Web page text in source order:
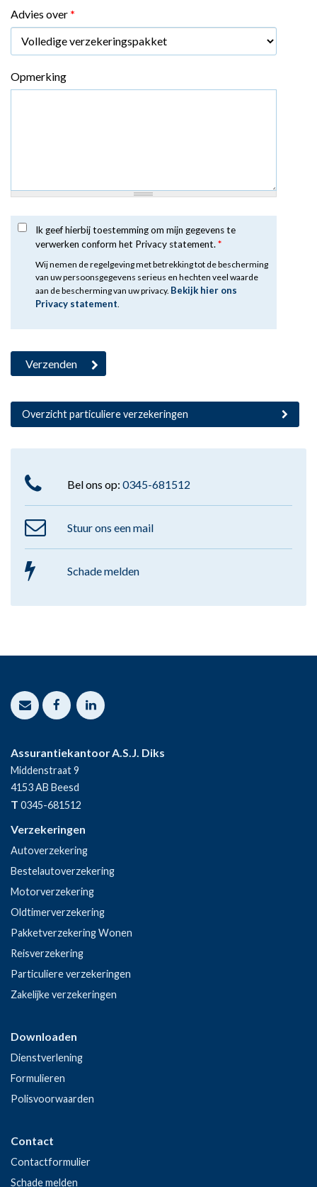
Advies over *
Opmerking
Ik geef hierbij toestemming om mijn gegevens te
verwerken conform het Privacy statement.*
Wij nemen de regelgeving met betrekking tot de bescherming
van uw persoonsgegevens serieus en hechten veel waarde
aan de bescherming van uw privacy. Bekijk hier ons
Privacy statement
Overzicht particuliere verzekeringen
Bel ons op: 0345-681512
Stuur ons een mail
Schade melden
Assurantiekantoor A.S.J. Diks
Middenstraat 9
4153 AB Beesd
T 0345-681512
Verzekeringen
Autoverzekering
Bestelautoverzekering
Motorverzekering
Oldtimerverzekering
Pakketverzekering Wonen
Reisverzekering
Particuliere verzekeringen
Zakelijke verzekeringen
Downloaden
Dienstverlening
Formulieren
Polisvoorwaarden
Contact
Contactformulier
Schade melden